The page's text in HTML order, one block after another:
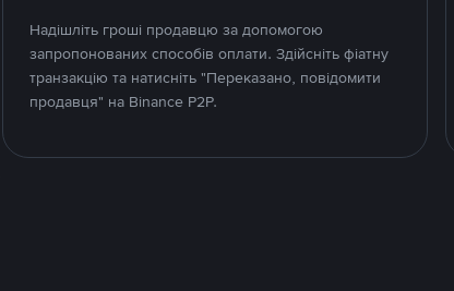
Надішліть гроші продавцю за допомогою
запропонованих способів оплати. Здійсніть фіатну
транзакцію та натисніть "Переказано, повідомити
продавця" на Binance P2P.